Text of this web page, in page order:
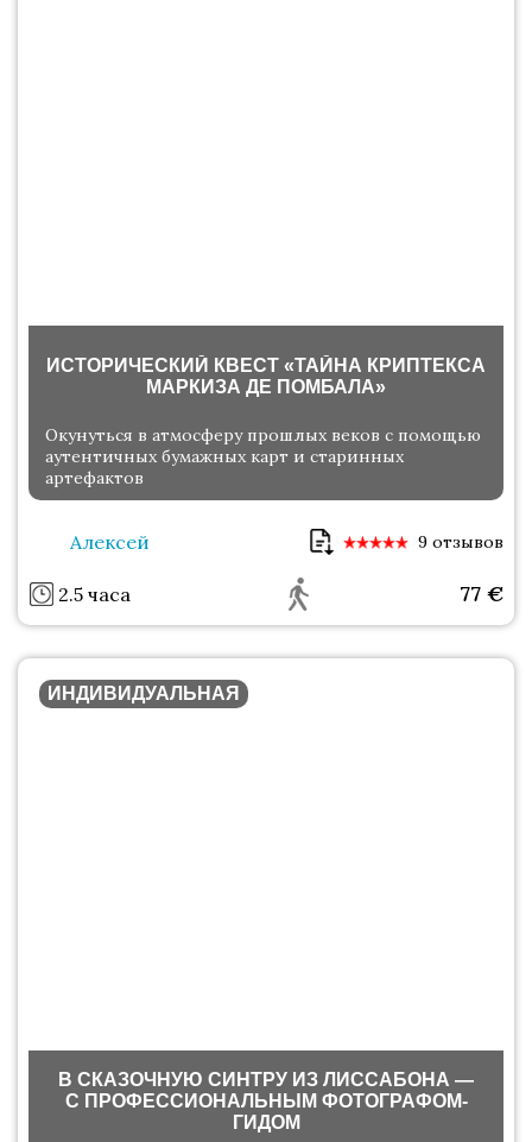
ИСТОРИЧЕСКИЙ КВЕСТ «ТАЙНА КРИПТЕКСА
МАРКИЗА ДЕ ПОМБАЛА»
Окунуться в атмосферу прошлых веков с помощью
аутентичных бумажных карт и старинных
артефактов
Алексей 9 отзывов
2.5 часа 77 €
ИНДИВИДУАЛЬНАЯ
В СКАЗОЧНУЮ СИНТРУ ИЗ ЛИССАБОНА —
С ПРОФЕССИОНАЛЬНЫМ ФОТОГРАФОМ-
ГИДОМ